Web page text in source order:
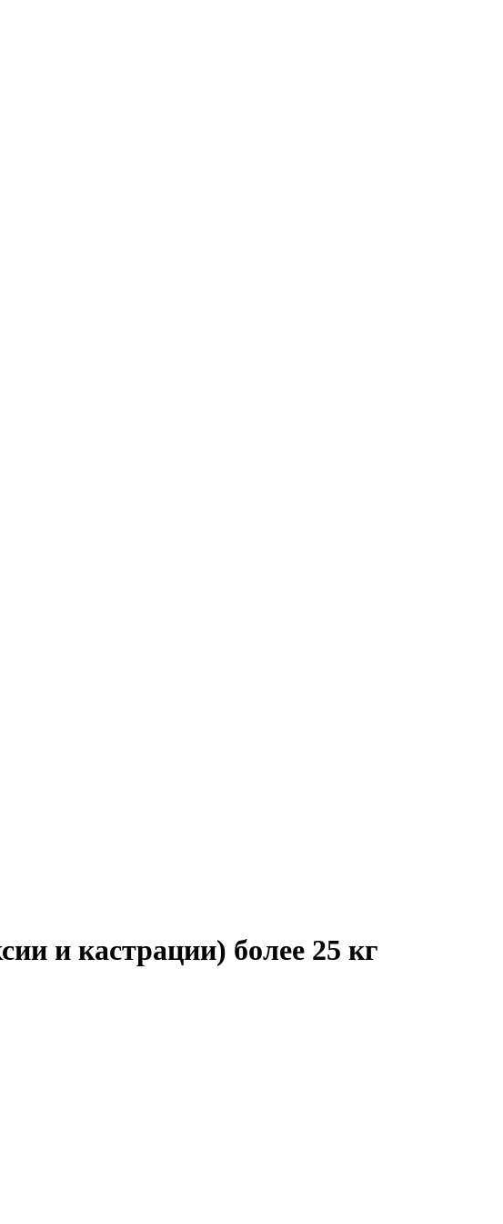
и кастрации) более 25 кг